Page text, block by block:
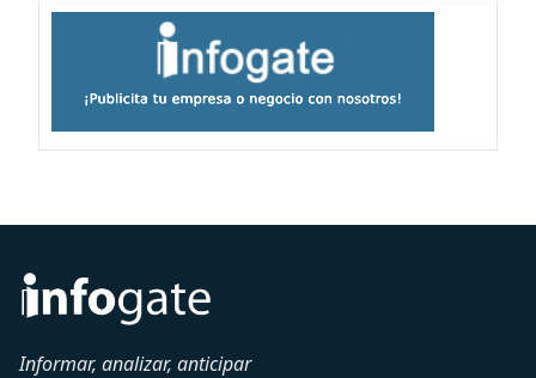
Informar, analizar, anticipar